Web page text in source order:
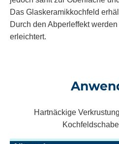
Das Glaskeramikkochfeld
Durch den Abperleffekt
erleichtert.
Hartnäckige